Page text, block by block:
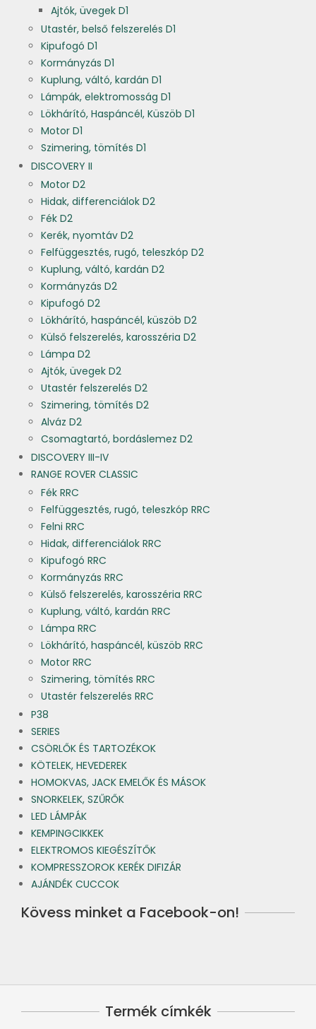
Ajtók, üvegek D1
Utastér, belső felszerelés D1
Kipufogó D1
Kormányzás D1
Kuplung, váltó, kardán D1
Lámpák, elektromosság D1
Lökhárító, Haspáncél, Küszöb D1
Motor D1
Szimering, tömítés D1
DISCOVERY II
Motor D2
Hidak, differenciálok D2
Fék D2
Kerék, nyomtáv D2
Felfüggesztés, rugó, teleszkóp D2
Kuplung, váltó, kardán D2
Kormányzás D2
Kipufogó D2
Lökhárító, haspáncél, küszöb D2
Külső felszerelés, karosszéria D2
Lámpa D2
Ajtók, üvegek D2
Utastér felszerelés D2
Szimering, tömítés D2
Alváz D2
Csomagtartó, bordáslemez D2
DISCOVERY III-IV
RANGE ROVER CLASSIC
Fék RRC
Felfüggesztés, rugó, teleszkóp RRC
Felni RRC
Hidak, differenciálok RRC
Kipufogó RRC
Kormányzás RRC
Külső felszerelés, karosszéria RRC
Kuplung, váltó, kardán RRC
Lámpa RRC
Lökhárító, haspáncél, küszöb RRC
Motor RRC
Szimering, tömítés RRC
Utastér felszerelés RRC
P38
SERIES
CSÖRLŐK ÉS TARTOZÉKOK
KÖTELEK, HEVEDEREK
HOMOKVAS, JACK EMELŐK ÉS MÁSOK
SNORKELEK, SZŰRŐK
LED LÁMPÁK
KEMPINGCIKKEK
ELEKTROMOS KIEGÉSZÍTŐK
KOMPRESSZOROK KERÉK DIFIZÁR
AJÁNDÉK CUCCOK
Kövess minket a Facebook-on!
Termék címkék